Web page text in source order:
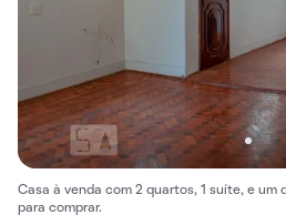
Casa à venda com 2 quartos, 1 suíte, e um
para comprar.